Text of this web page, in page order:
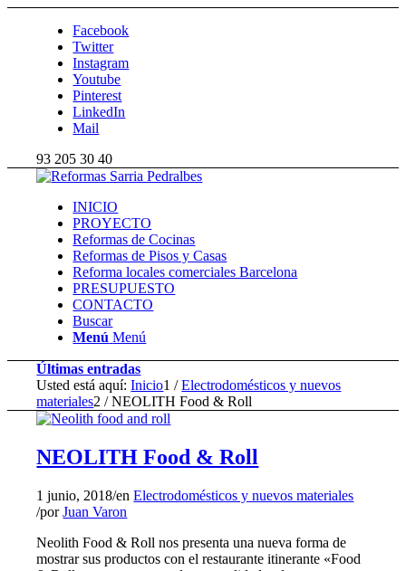
Facebook
Twitter
Instagram
Youtube
Pinterest
LinkedIn
Mail
93 205 30 40
INICIO
PROYECTO
Reformas de Cocinas
Reformas de Pisos y Casas
Reforma locales comerciales Barcelona
PRESUPUESTO
CONTACTO
Buscar
Menú Menú
Últimas entradas
Usted está aquí: Inicio1 / Electrodomésticos y nuevos
materiales2 / NEOLITH Food & Roll
NEOLITH Food & Roll
1 junio, 2018/enElectrodomésticos y nuevos materiales
/porJuan Varon
Neolith Food & Roll nos presenta una nueva forma de
mostrar sus productos con el restaurante itinerante «Food